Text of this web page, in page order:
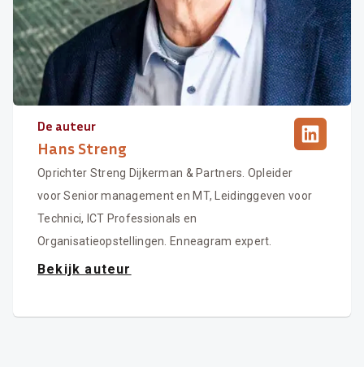
De auteur
Hans Streng
Oprichter Streng Dijkerman & Partners. Opleider
voor Senior management en MT, Leidinggeven voor
Technici, ICT Professionals en
Organisatieopstellingen. Enneagram expert.
Bekijk auteur